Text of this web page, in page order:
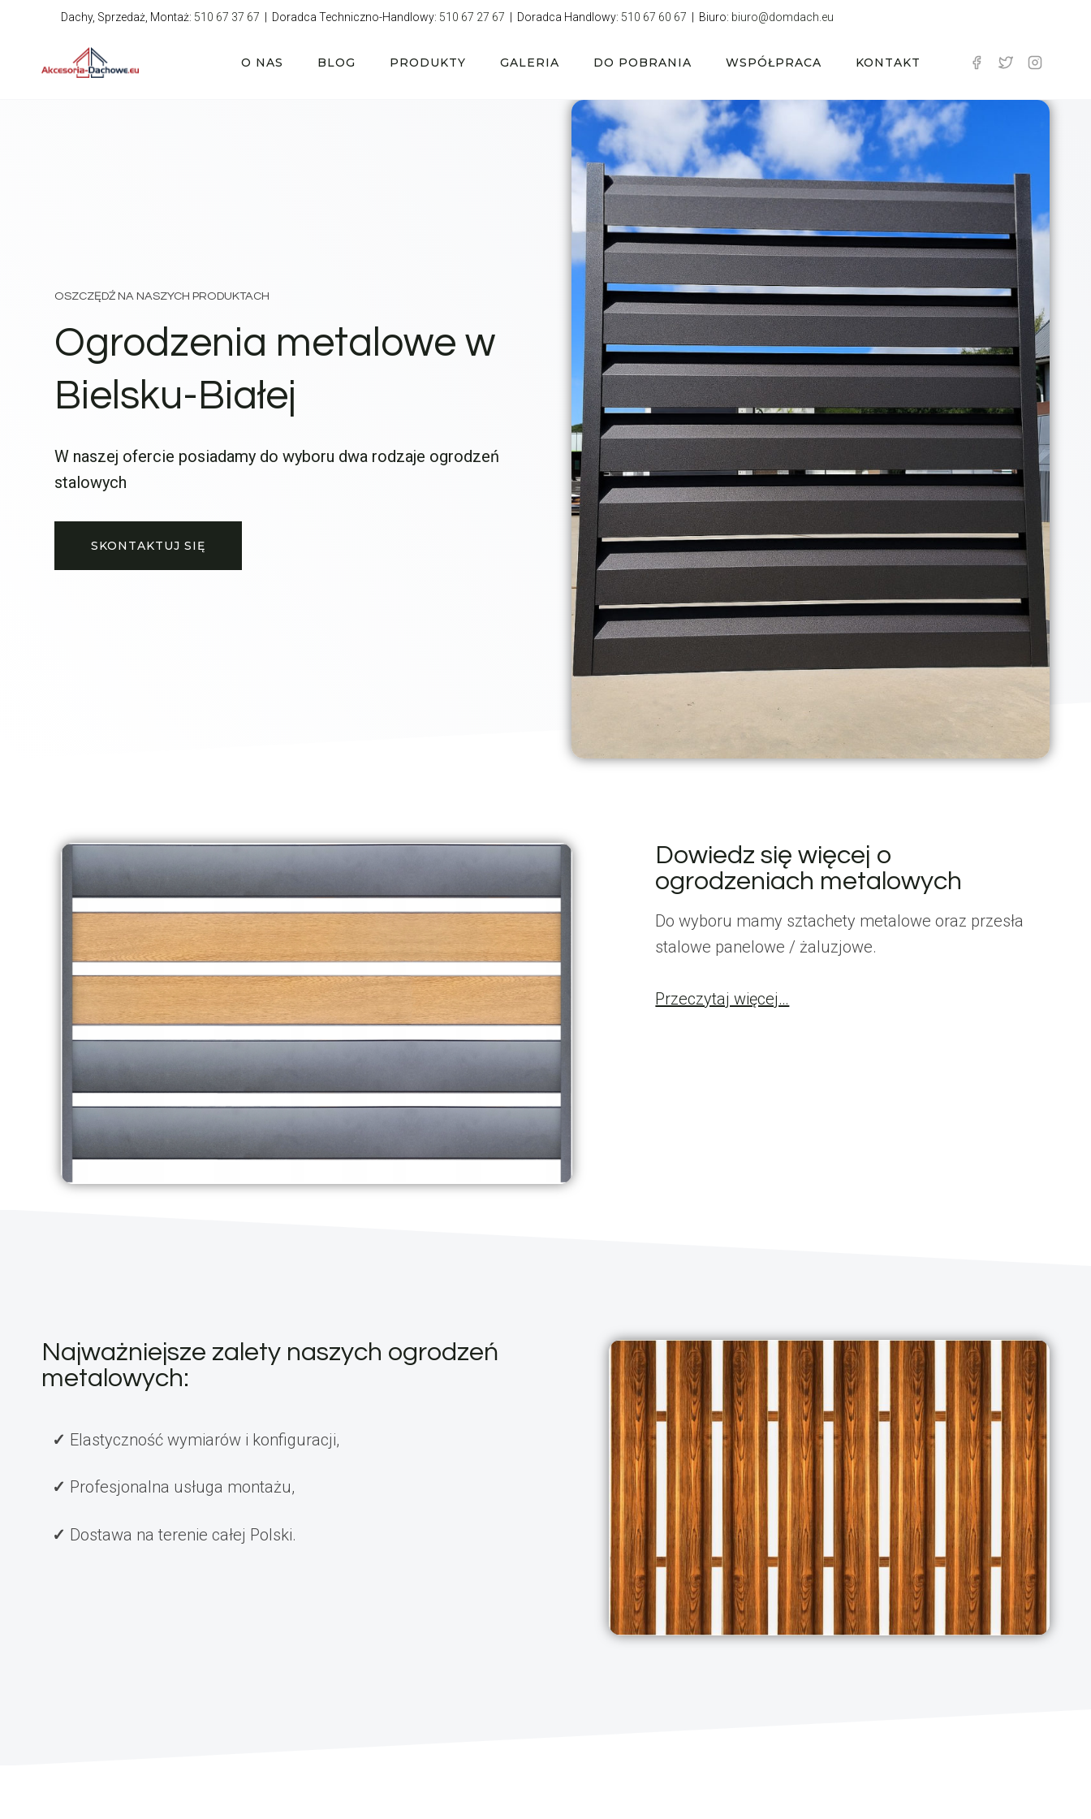
Dachy, Sprzedaż, Montaż: 510 67 37 67 | Doradca Techniczno-Handlowy: 510 67 27 67 | Doradca Handlowy: 510 67 60 67 | Biuro: biuro@domdach.eu
O NAS BLOG PRODUKTY GALERIA DO POBRANIA WSPÓŁPRACA KONTAKT
OSZCZĘDŹ NA NASZYCH PRODUKTACH
Ogrodzenia metalowe w
Bielsku-Białej
W naszej ofercie posiadamy do wyboru dwa rodzaje ogrodzeń
stalowych
SKONTAKTUJ SIĘ
Dowiedz się więcej o
ogrodzeniach metalowych
Do wyboru mamy sztachety metalowe oraz przesła
stalowe panelowe / żaluzjowe.
Przeczytaj więcej…
Najważniejsze zalety naszych ogrodzeń
metalowych:
Elastyczność wymiarów i konfiguracji,
Profesjonalna usługa montażu,
Dostawa na terenie całej Polski.